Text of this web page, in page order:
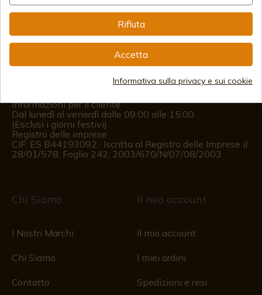
info@aceros-de-hispania.com
Informazioni per il cliente
Dal lunedì al venerdì dalle 09:00 alle 15:00
(Esclusi i giorni festivi)
Registro delle imprese
CIF: ES B44193092 · Iscritta al Registro delle Imprese il
28/01/578, Foglio 242, 2003/670/N/07/08/2003
Chi Siamo
I Nostri Marchi
Chi Siamo
Contatto
Il mio account
Il mio account
I miei ordini
Spedizioni e resi
Rifiuta
Accetta
Informativa sulla privacy e sui cookie